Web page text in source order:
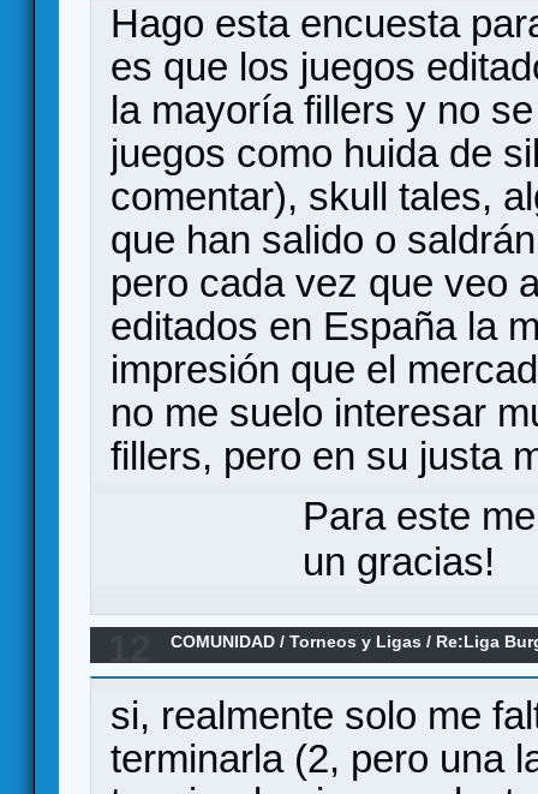
Hago esta encuesta
es que los juegos
la mayoría fillers y no
juegos como huida de
comentar), skull tales,
que han salido o
pero cada vez que veo
editados en España la
impresión que el
no me suelo interesar
fillers, pero en su justa
Para este
un gracias!
COMUNIDAD /Torneos y Ligas / Re:Liga
si, realmente solo me
terminarla (2, pero una